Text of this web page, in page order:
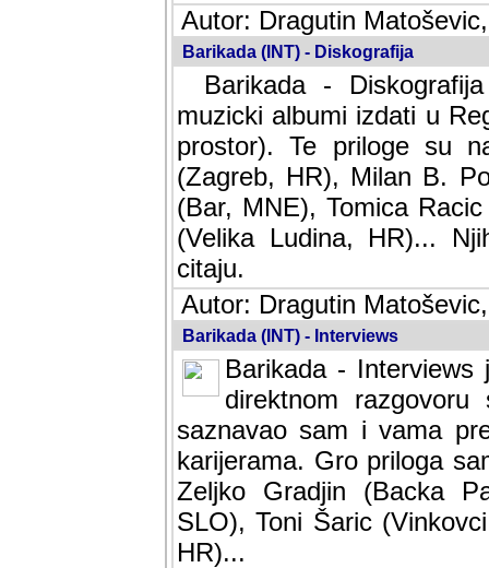
Autor: Dragutin
Barikada (INT) - Diskografija
Barikada -
muzicki albumi izdati u
prostor). Te priloge su
(Zagreb, HR), Milan B.
(Bar, MNE), Tomica
(Velika Ludina, HR)...
citaju.
Autor: Dragutin
Barikada (INT) - Interviews
Barikada -
direktnom
saznavao sam i vama
karijerama. Gro priloga
Zeljko Gradjin (Backa
SLO), Toni Šaric
HR)...